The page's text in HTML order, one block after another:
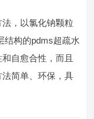
，以氯化钠颗粒
结构的pdms超疏水
自愈合性，而且
简单、环保，具